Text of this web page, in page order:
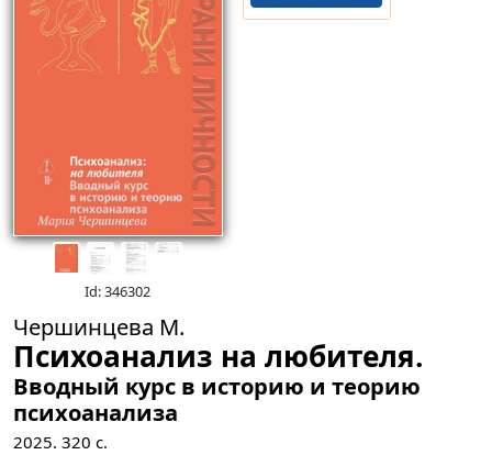
Id: 346302
Чершинцева М.
Психоанализ на любителя.
Вводный курс в историю и теорию
психоанализа
2025. 320 с.